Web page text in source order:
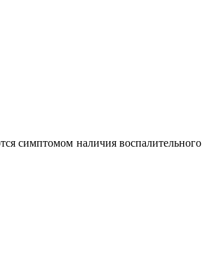
симптомом наличия воспалительного